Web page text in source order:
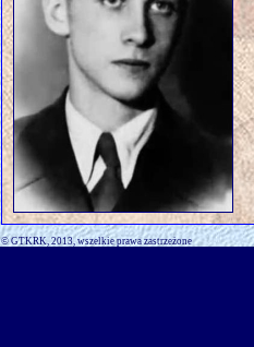
© GTKRK, 2013, wszelkie prawa zastrzeżone